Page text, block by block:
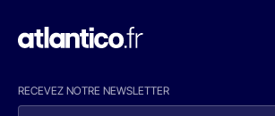
RECEVEZ NOTRE NEWSLETTER